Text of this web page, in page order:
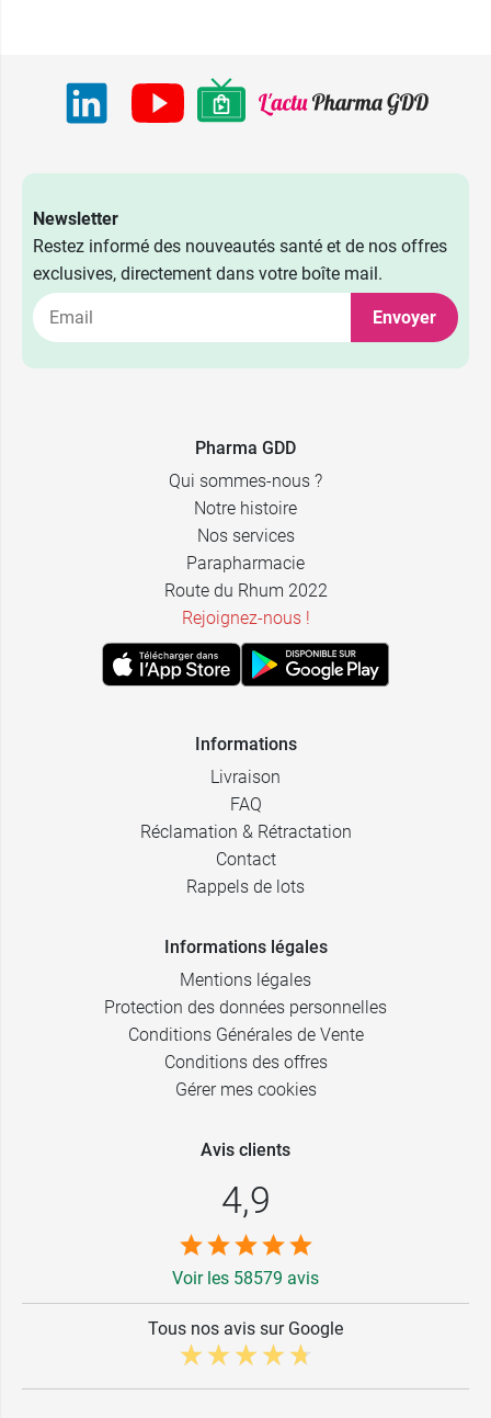
Newsletter
Restez informé des nouveautés santé et de nos offres
exclusives, directement dans votre boîte mail.
Envoyer
Pharma GDD
Qui sommes-nous ?
Notre histoire
Nos services
Parapharmacie
Route du Rhum 2022
Rejoignez-nous !
Informations
Livraison
FAQ
Réclamation & Rétractation
Contact
Rappels de lots
Informations légales
Mentions légales
Protection des données personnelles
Conditions Générales de Vente
Conditions des offres
Gérer mes cookies
Avis clients
4,9
Voir les 58579 avis
Tous nos avis sur Google